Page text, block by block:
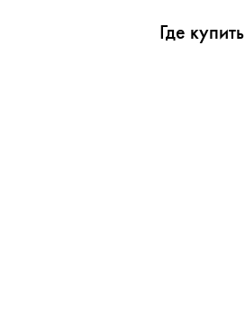
Где купить